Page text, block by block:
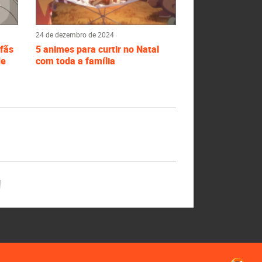
24 de dezembro de 2024
5 animes para curtir no Natal
com toda a família